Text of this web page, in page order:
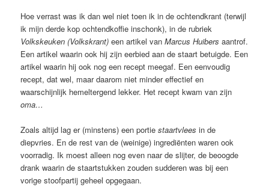
Hoe verrast was ik dan wel niet toen ik in de ochtendkrant (terwijl
ik mijn derde kop ochtendkoffie inschonk), in de rubriek
Volkskeuken (Volkskrant)een artikel vanMarcus Huibers aantrof.
Een artikel waarin ook hij zijn eerbied aan de staart betuigde. Een
artikel waarin hij ook nog een recept meegaf. Een eenvoudig
recept, dat wel, maar daarom niet minder effectief en
waarschijnlijk hemeltergend lekker. Het recept kwam van zijn
oma…
Zoals altijd lag er (minstens) een portiestaartvlees in de
diepvries. En de rest van de (weinige) ingrediënten waren ook
voorradig. Ik moest alleen nog even naar de slijter, de beoogde
drank waarin de staartstukken zouden sudderen was bij een
vorige stoofpartij geheel opgegaan.